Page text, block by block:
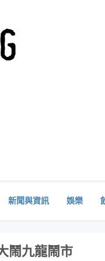
新聞與資訊 娛樂
鬧九龍鬧市